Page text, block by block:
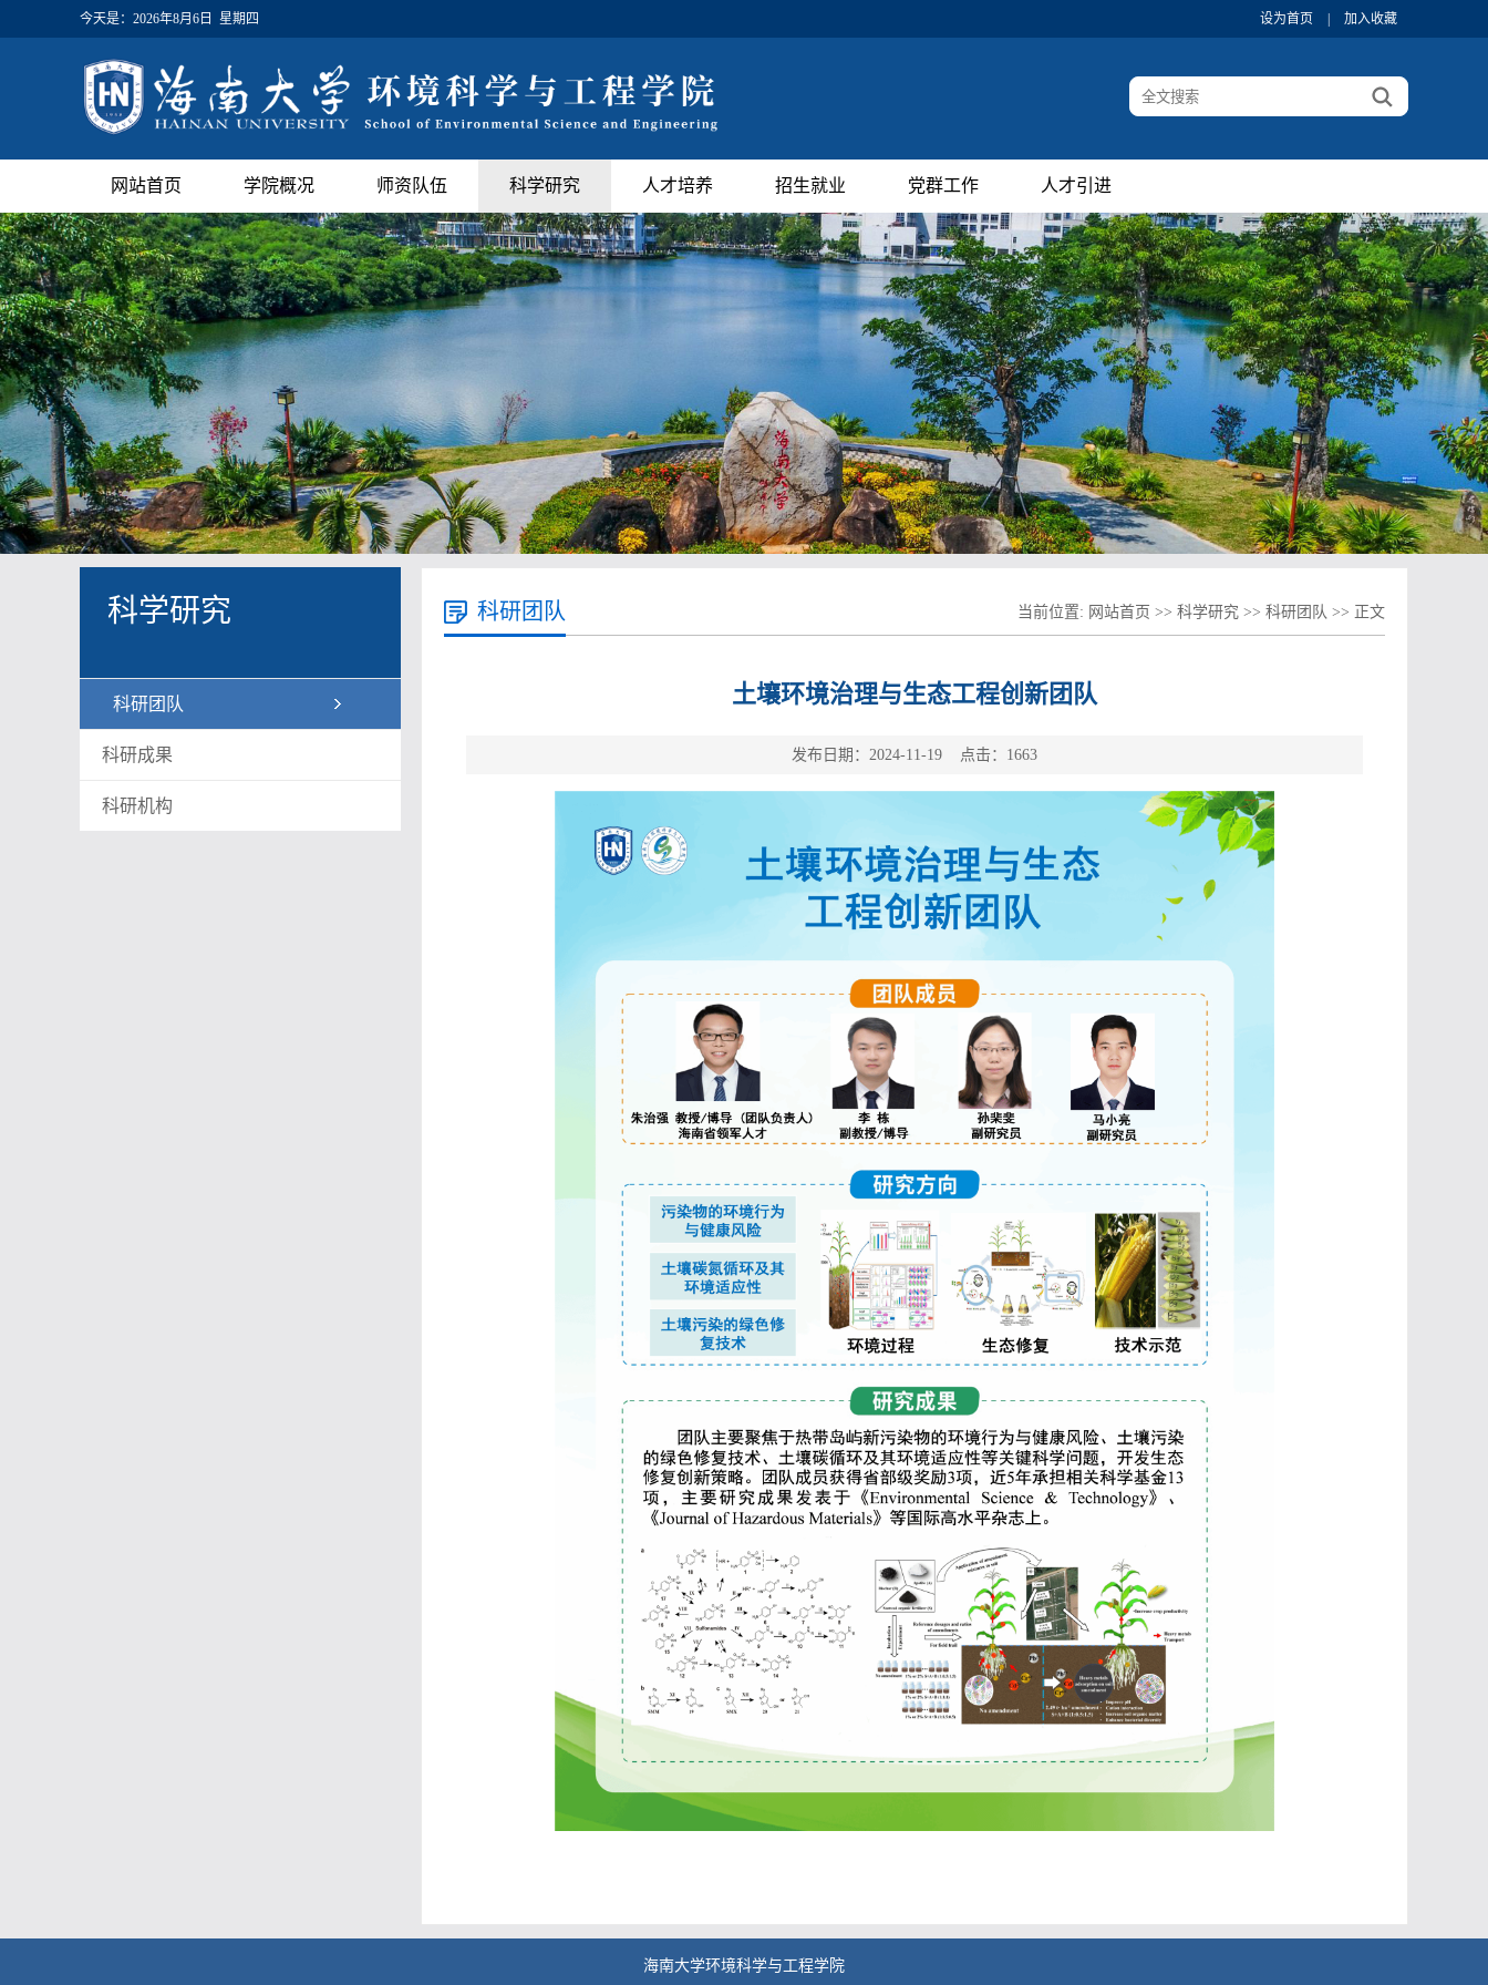
今天是： 2026年8月6日 星期四 设为首页 加入收藏
网站首页 学院概况 师资队伍 科学研究 人才培养 招生就业 党群工作 人才引进
科学研究
科研团队
科研成果
科研机构
科研团队 当前位置: 网站首页 >> 科学研究 >> 科研团队 >> 正文
土壤环境治理与生态工程创新团队
发布日期：2024-11-19 点击： 1663
海南大学环境科学与工程学院